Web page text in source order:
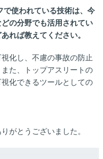
で使われている技術は、今
の分野でも活用されてい
れば教えてください。
化し、不慮の事故の防止
た、トップアスリートの
化できるツールとしての
がとうございました。